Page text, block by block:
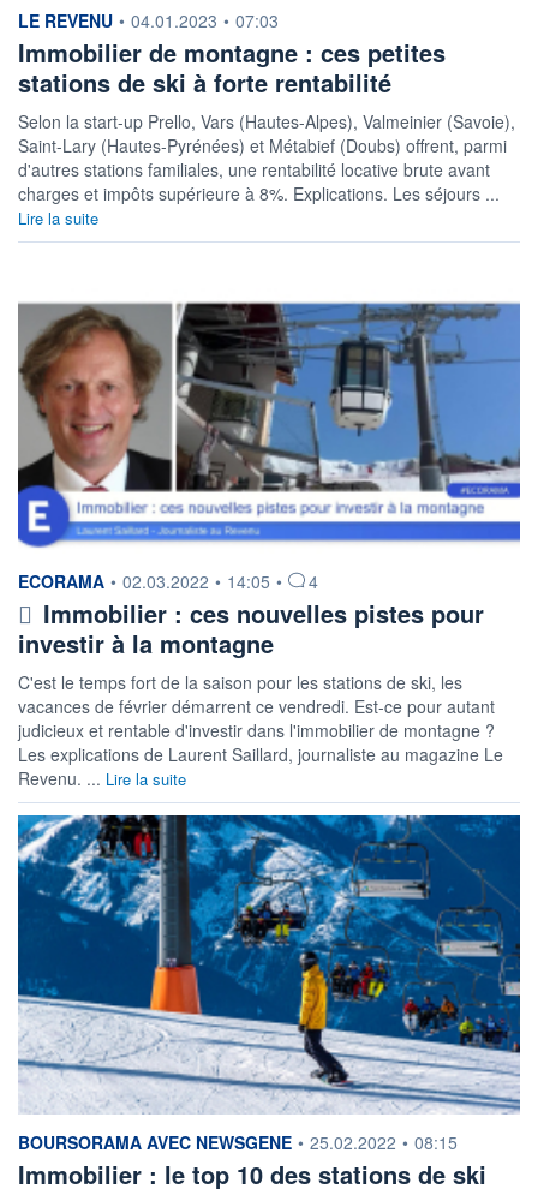
information fournie par
LE REVENU • 04.01.2023 • 07:03
Immobilier de montagne : ces petites
stations de ski à forte rentabilité
Selon la start-up Prello, Vars (Hautes-Alpes), Valmeinier (Savoie),
Saint-Lary (Hautes-Pyrénées) et Métabief (Doubs) offrent, parmi
d'autres stations familiales, une rentabilité locative brute avant
charges et impôts supérieure à 8%. Explications. Les séjours ...
Lire la suite
information fournie par
ECORAMA • 02.03.2022 • 14:05 • 4
Immobilier : ces nouvelles pistes pour
investir à la montagne
C'est le temps fort de la saison pour les stations de ski, les
vacances de février démarrent ce vendredi. Est-ce pour autant
judicieux et rentable d'investir dans l'immobilier de montagne ?
Les explications de Laurent Saillard, journaliste au magazine Le
Revenu. ... Lire la suite
information fournie par
BOURSORAMA AVEC NEWSGENE • 25.02.2022 • 08:15
Immobilier : le top 10 des stations de ski